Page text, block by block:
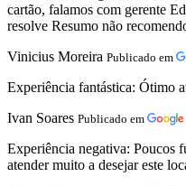
cartão, falamos com gerente
resolve Resumo não
Vinicius Moreira Publicado em
Experiência fantástica: Ótimo
Ivan Soares Publicado em
Experiência negativa: Poucos
atender muito a desejar este